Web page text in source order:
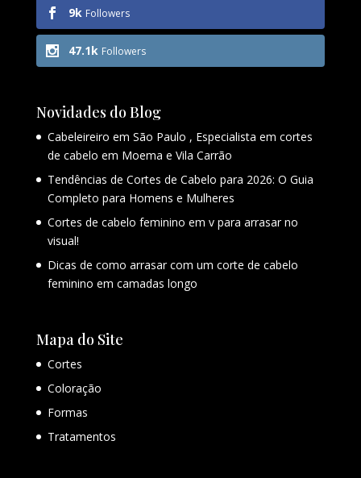
9k Followers
47.1k Followers
Novidades do Blog
Cabeleireiro em São Paulo , Especialista em cortes
de cabelo em Moema e Vila Carrão
Tendências de Cortes de Cabelo para 2026: O Guia
Completo para Homens e Mulheres
Cortes de cabelo feminino em v para arrasar no
visual!
Dicas de como arrasar com um corte de cabelo
feminino em camadas longo
Mapa do Site
Cortes
Coloração
Formas
Tratamentos